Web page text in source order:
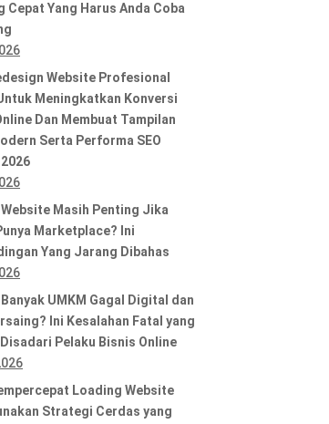
Cepat Yang Harus Anda Coba
Website Profesional
Meningkatkan Konversi
Dan Membuat Tampilan
Serta Performa SEO
Masih Penting Jika
Marketplace? Ini
Yang Jarang Dibahas
Banyak UMKM Gagal Digital dan
Ini Kesalahan Fatal yang
Pelaku Bisnis Online
Loading Website
Strategi Cerdas yang